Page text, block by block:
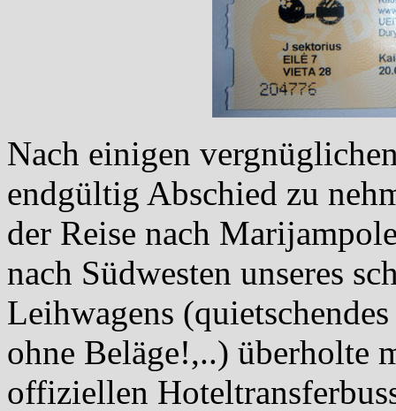
Nach einigen
endgültig Abschied zu
der Reise nach
nach Südwesten unseres
Leihwagens
ohne Beläge!,..) überholte
offiziellen